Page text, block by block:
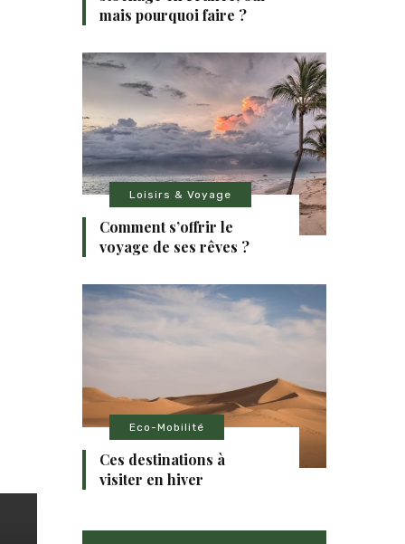
mais pourquoi faire ?
Loisirs & Voyage
Comment s’offrir le
voyage de ses rêves ?
Eco-Mobilité
Ces destinations à
visiter en hiver